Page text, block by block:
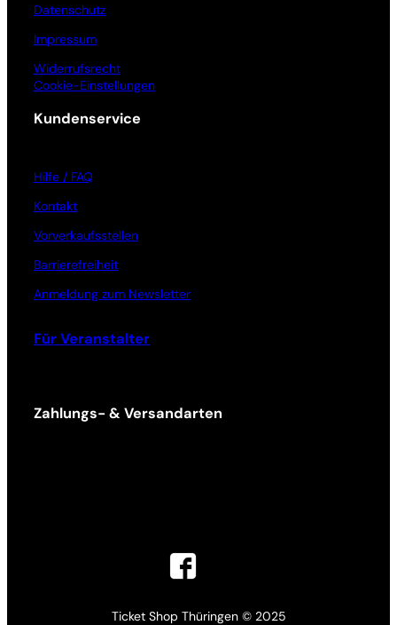
Datenschutz
Impressum
Widerrufsrecht
Cookie-Einstellungen
Kundenservice
Hilfe / FAQ
Kontakt
Vorverkaufsstellen
Barrierefreiheit
Anmeldung zum Newsletter
Für Veranstalter
Zahlungs- & Versandarten
Ticket Shop Thüringen © 2025